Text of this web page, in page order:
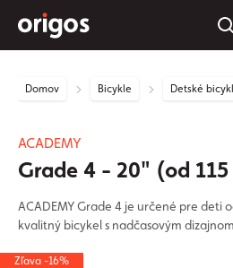
Domov Bicykle Detské
ACADEMY
Grade 4 - 20" (od 115
ACADEMY Grade 4 je určené pre deti
kvalitný bicykel s nadčasovým
Zľava -16%